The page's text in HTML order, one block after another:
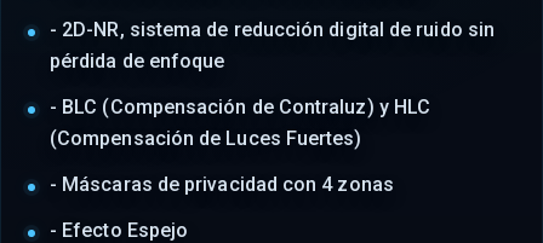
- 2D-NR, sistema de reducción digital de ruido sin
pérdida de enfoque
- BLC (Compensación de Contraluz) y HLC
(Compensación de Luces Fuertes)
- Máscaras de privacidad con 4 zonas
- Efecto Espejo